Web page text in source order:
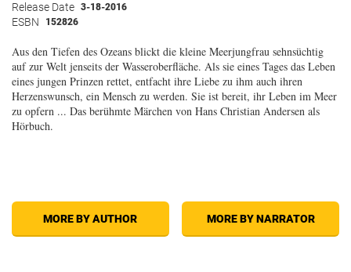
Release Date 3-18-2016
ESBN 152826
Aus den Tiefen des Ozeans blickt die kleine Meerjungfrau sehnsüchtig
auf zur Welt jenseits der Wasseroberfläche. Als sie eines Tages das Leben
eines jungen Prinzen rettet, entfacht ihre Liebe zu ihm auch ihren
Herzenswunsch, ein Mensch zu werden. Sie ist bereit, ihr Leben im Meer
zu opfern ... Das berühmte Märchen von Hans Christian Andersen als
Hörbuch.
MORE BY AUTHOR MORE BY NARRATOR